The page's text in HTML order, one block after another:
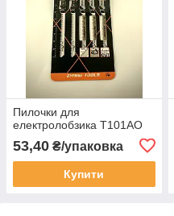
Пилочки для
електролобзика T101AO
53,40 ₴/упаковка
Купити